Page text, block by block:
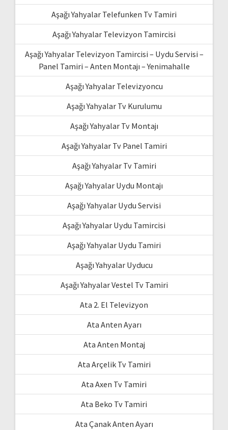
Aşağı Yahyalar Telefunken Tv Tamiri
Aşağı Yahyalar Televizyon Tamircisi
Aşağı Yahyalar Televizyon Tamircisi – Uydu Servisi –
Panel Tamiri – Anten Montajı – Yenimahalle
Aşağı Yahyalar Televizyoncu
Aşağı Yahyalar Tv Kurulumu
Aşağı Yahyalar Tv Montajı
Aşağı Yahyalar Tv Panel Tamiri
Aşağı Yahyalar Tv Tamiri
Aşağı Yahyalar Uydu Montajı
Aşağı Yahyalar Uydu Servisi
Aşağı Yahyalar Uydu Tamircisi
Aşağı Yahyalar Uydu Tamiri
Aşağı Yahyalar Uyducu
Aşağı Yahyalar Vestel Tv Tamiri
Ata 2. El Televizyon
Ata Anten Ayarı
Ata Anten Montaj
Ata Arçelik Tv Tamiri
Ata Axen Tv Tamiri
Ata Beko Tv Tamiri
Ata Çanak Anten Ayarı